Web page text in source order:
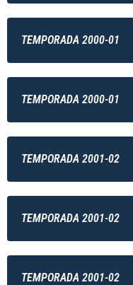
TEMPORADA 2000-01
TEMPORADA 2000-01
TEMPORADA 2001-02
TEMPORADA 2001-02
TEMPORADA 2001-02